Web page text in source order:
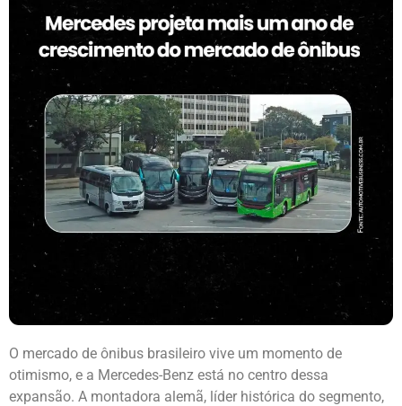
O mercado de ônibus brasileiro vive um momento de
otimismo, e a Mercedes-Benz está no centro dessa
expansão. A montadora alemã, líder histórica do segmento,